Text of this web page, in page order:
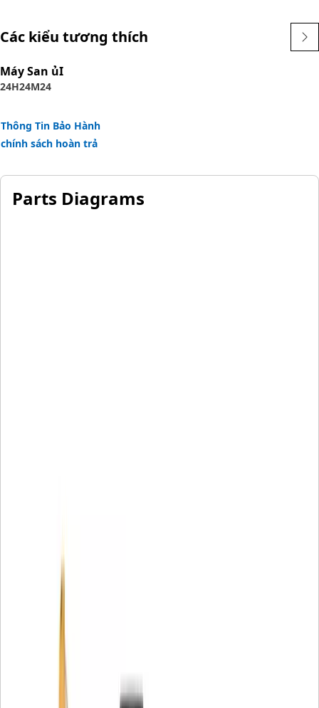
Các kiểu tương thích
Máy San ủI
24H24M24
Thông Tin Bảo Hành
chính sách hoàn trả
Parts Diagrams